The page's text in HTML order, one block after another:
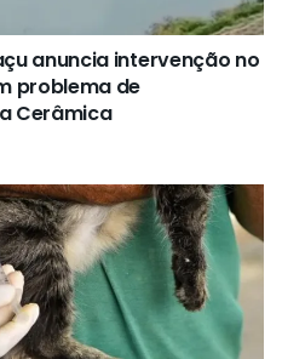
anuncia intervenção no
problema de
Cerâmica